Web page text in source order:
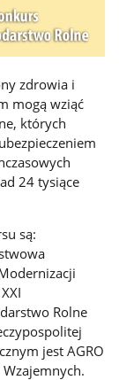
zdrowia i
mogą wziąć
których
24 tysiące
są:
Rolne
jest AGRO